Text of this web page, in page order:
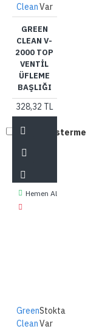
Tekrar gösterme
CleanVar
GREEN
CLEAN V-
2000 TOP
VENTIL
ÜFLEME
BAŞLIĞI
328,32 TL
Hemen Al
Green
Clean
Stokta
Var